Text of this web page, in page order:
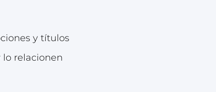
y títulos
relacionen